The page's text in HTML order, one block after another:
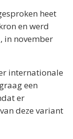
heet
en werd
in november
internationale
een
er
deze variant